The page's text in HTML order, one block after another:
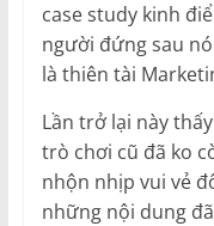
case study kinh
người đứng sau
là thiên tài
Lần trở lại này
trò chơi cũ đã ko
nhộn nhịp vui vẻ
những nội dung